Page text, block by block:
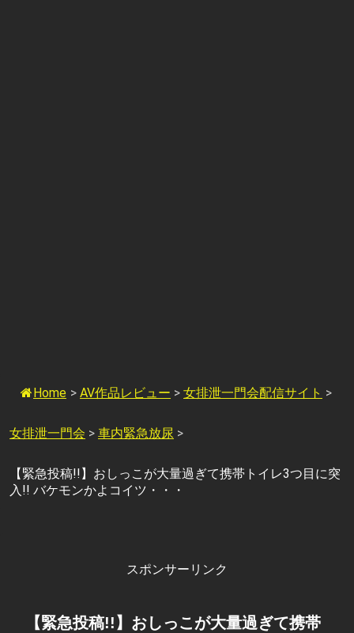
Home > AV作品レビュー > 女排泄一門会配信サイト >
女排泄一門会 > 車内緊急放尿 >
【緊急投稿!!】おしっこが大量過ぎて携帯トイレ3つ目に突
入!! バケモンかよコイツ・・・
スポンサーリンク
【緊急投稿!!】おしっこが大量過ぎて携帯